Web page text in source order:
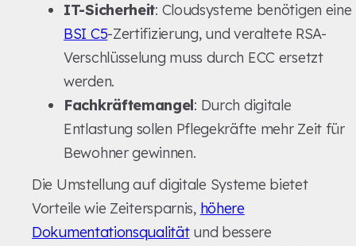
IT-Sicherheit: Cloudsysteme benötigen eine
BSI C5-Zertifizierung, und veraltete RSA-
Verschlüsselung muss durch ECC ersetzt
werden.
Fachkräftemangel: Durch digitale
Entlastung sollen Pflegekräfte mehr Zeit für
Bewohner gewinnen.
Die Umstellung auf digitale Systeme bietet
Vorteile wie Zeitersparnis, höhere
Dokumentationsqualitätund bessere